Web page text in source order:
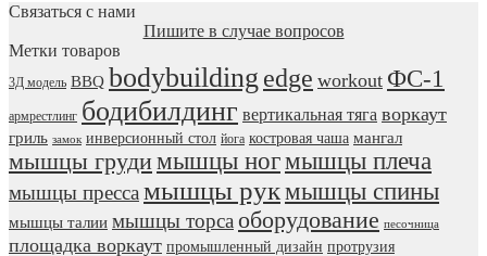
₽10000.
Связаться с нами
Пишите в случае вопросов
Метки товаров
3Д модель BBQ bodybuilding edge workout ФС-1
армрестлинг бодибилдинг вертикальная тяга воркаут
гриль замок инверсионный стол йога костровая чаша мангал
мышцы грудимышцы ногмышцы плеча
мышцы пресса мышцы рукмышцы спины
мышцы талии мышцы торса оборудование песочница
площадка воркаут промышленный дизайн протрузия